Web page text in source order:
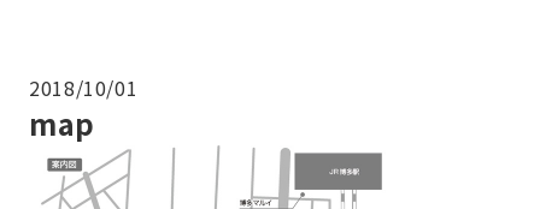
2018/10/01
map